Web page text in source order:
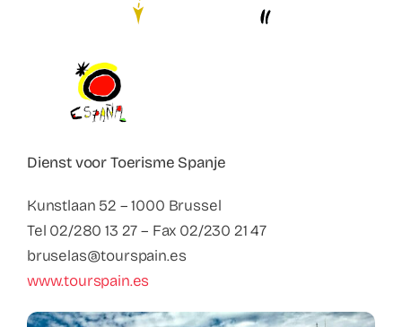
ABC Van De Toeristische Terminologie
Nederlands
Dienst voor Toerisme Spanje
Kunstlaan 52 – 1000 Brussel
Tel 02/280 13 27 – Fax 02/230 21 47
bruselas@tourspain.es
www.tourspain.es